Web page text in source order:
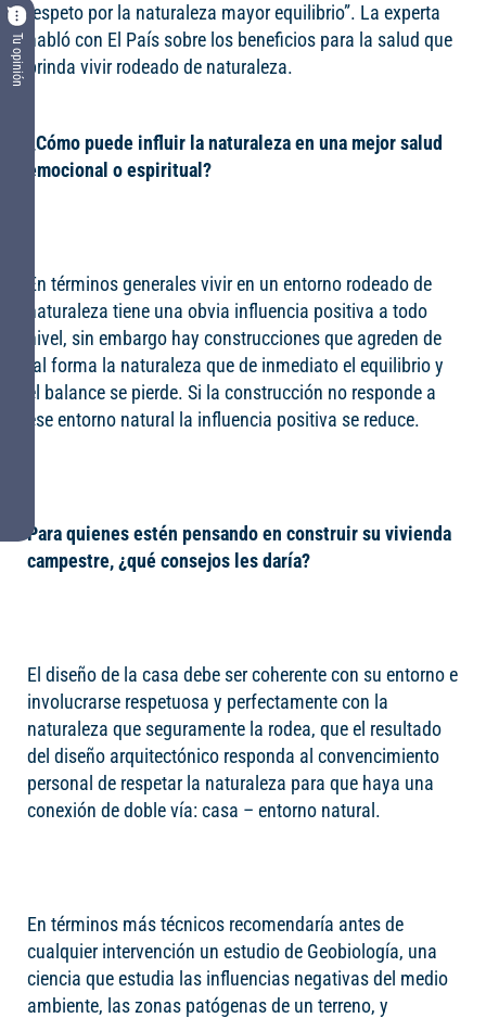
respeto por la naturaleza mayor equilibrio”. La experta
habló con El País sobre los beneficios para la salud que
brinda vivir rodeado de naturaleza.
¿Cómo puede influir la naturaleza en una mejor salud
emocional o espiritual?
En términos generales vivir en un entorno rodeado de
naturaleza tiene una obvia influencia positiva a todo
nivel, sin embargo hay construcciones que agreden de
tal forma la naturaleza que de inmediato el equilibrio y
el balance se pierde. Si la construcción no responde a
ese entorno natural la influencia positiva se reduce.
Para quienes estén pensando en construir su vivienda
campestre, ¿qué consejos les daría?
El diseño de la casa debe ser coherente con su entorno e
involucrarse respetuosa y perfectamente con la
naturaleza que seguramente la rodea, que el resultado
del diseño arquitectónico responda al convencimiento
personal de respetar la naturaleza para que haya una
conexión de doble vía: casa – entorno natural.
En términos más técnicos recomendaría antes de
cualquier intervención un estudio de Geobiología, una
ciencia que estudia las influencias negativas del medio
ambiente, las zonas patógenas de un terreno, y
Tu opinión